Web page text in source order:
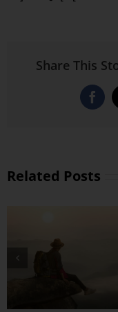
Share This
Related Posts
အချစ်တွေ